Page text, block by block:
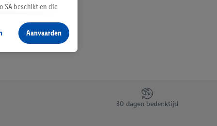
30 dagen bedenktijd
SA beschikt en die
producten waarin
voegen, maar het
als er met behulp
Door op
informatie,
Aanvaarden